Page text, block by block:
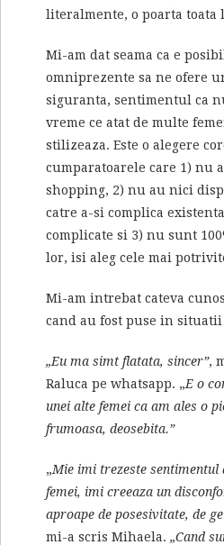
literalmente, o poarta toata
Mi-am dat seama ca e
omniprezente sa ne ofere
siguranta, sentimentul ca
vreme ce atat de multe
stilizeaza. Este o alegere
cumparatoarele care 1) nu
shopping, 2) nu au nici
catre a-si complica
complicate si 3) nu sunt
lor, isi aleg cele mai
Mi-am intrebat cateva
cand au fost puse in
„Eu ma simt flatata, sincer”,
Raluca pe whatsapp. „E o
unei alte femei ca am ales o
frumoasa, deosebita.”
„Mie imi trezeste sentimentul
femei, imi creeaza un
aproape de posesivitate, de
mi-a scris Mihaela. „Cand